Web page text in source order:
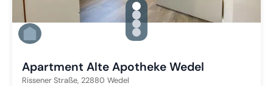
gallery.slide_selector
Zu Slide 1 wechseln
Zu Slide 2 wechseln
Zu Slide 3 wechseln
Zu Slide 4 wechseln
Apartment Alte Apotheke Wedel
Rissener Straße, 22880 Wedel